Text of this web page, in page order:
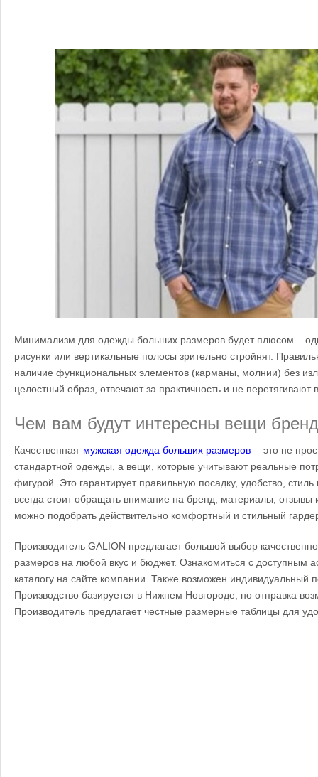
Минимализм для одежды больших размеров будет плюсом –
рисунки или вертикальные полосы зрительно стройнят.
наличие функциональных элементов (карманы, молнии) без
целостный образ, отвечают за практичность и не
Чем вам будут интересны вещи
Качественная мужская одежда больших размеров – это не
стандартной одежды, а вещи, которые учитывают реальные
фигурой. Это гарантирует правильную посадку, удобство,
всегда стоит обращать внимание на бренд, материалы, отзывы
можно подобрать действительно комфортный и стильный
Производитель GALION предлагает большой выбор
размеров на любой вкус и бюджет. Ознакомиться с доступным
каталогу на сайте компании. Также возможен индивидуальный
Производство базируется в Нижнем Новгороде, но отправка
Производитель предлагает честные размерные таблицы для